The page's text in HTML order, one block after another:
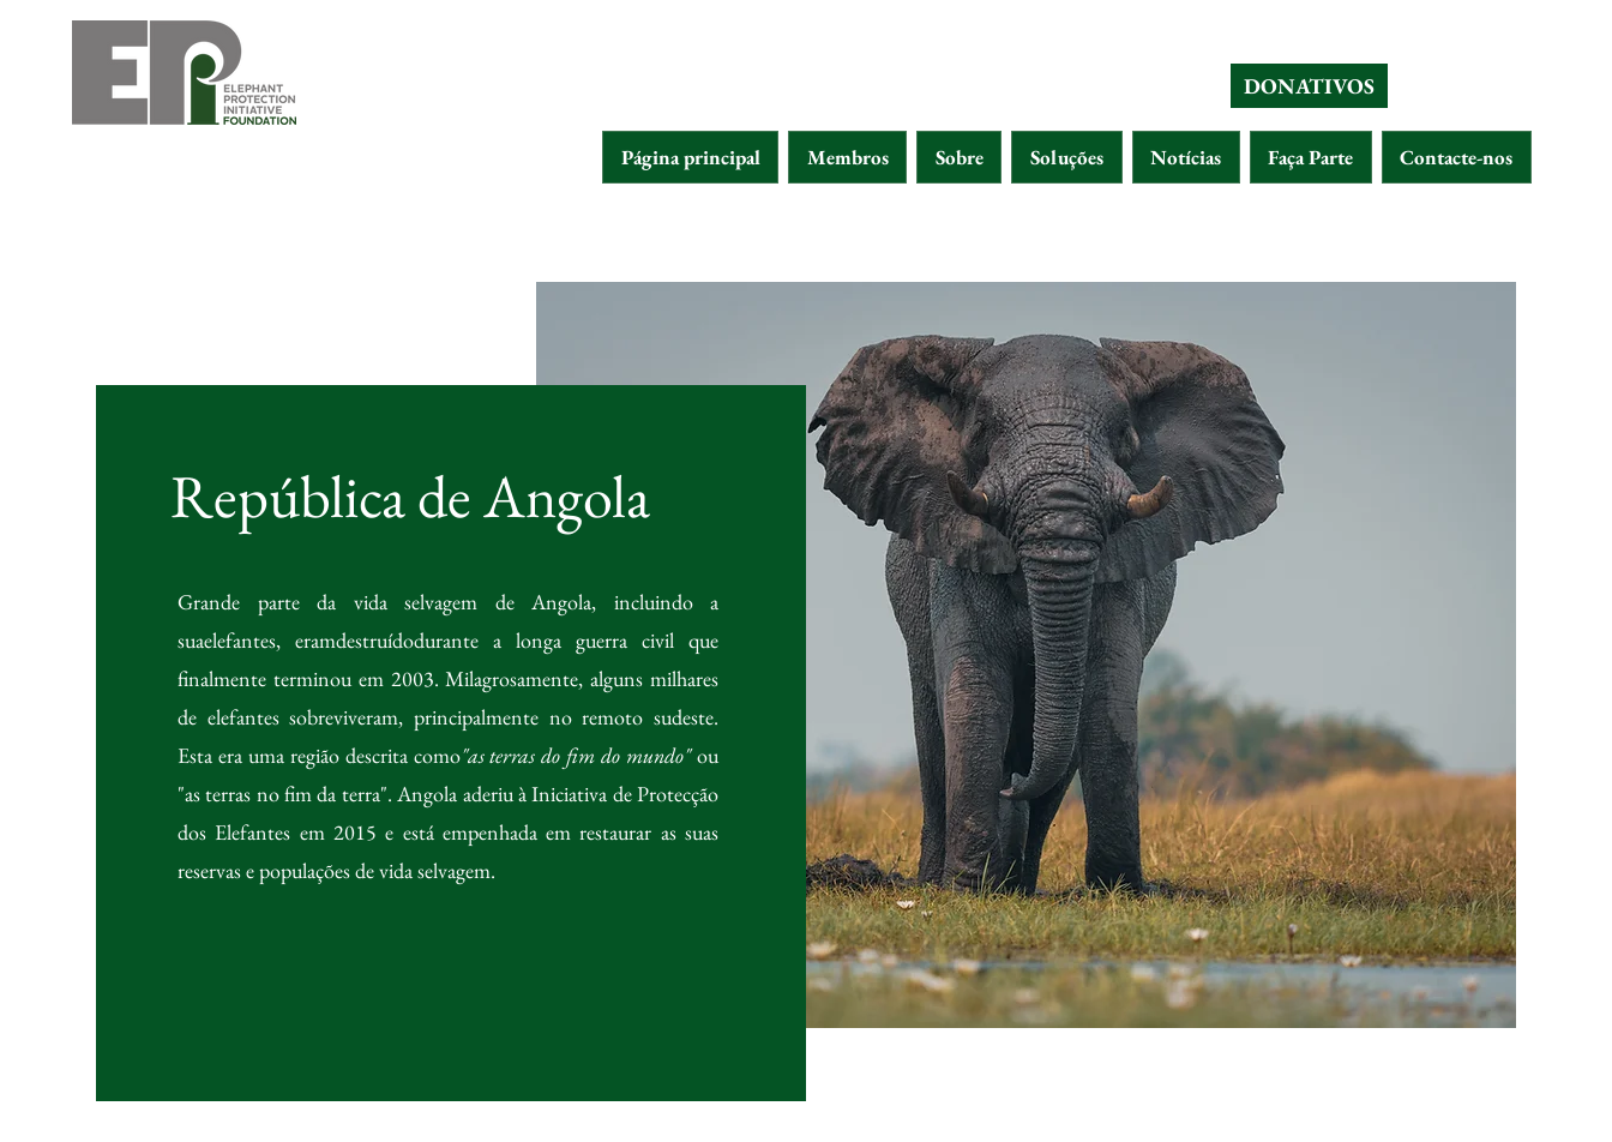
DONATIVOS
Página principal Membros Sobre Soluções Notícias Faça Parte Contacte-nos
República de Angola
Grande parte da vida selvagem de Angola, incluindo a
suaelefantes, eramdestruídodurante a longa guerra civil que
finalmente terminou em 2003. Milagrosamente, alguns milhares
de elefantes sobreviveram, principalmente no remoto sudeste.
Esta era uma região descrita como"as terras do fim do mundo"ou
"as terras no fim da terra". Angola aderiu à Iniciativa de Protecção
dos Elefantes em 2015 e está empenhada em restaurar as suas
reservas e populações de vida selvagem.